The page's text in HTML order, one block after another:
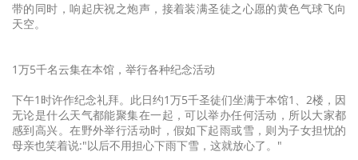
带的同时，响起庆祝之炮声，接着装满圣徒之心愿的黄色气球飞向
天空。
1万5千名云集在本馆，举行各种纪念活动
下午1时许作纪念礼拜。此日约1万5千圣徒们坐满于本馆1、2楼，因
无论是什么天气都能聚集在一起，可以举办任何活动，所以大家都
感到高兴。在野外举行活动时，假如下起雨或雪，则为子女担忧的
母亲也笑着说:"以后不用担心下雨下雪，这就放心了。"